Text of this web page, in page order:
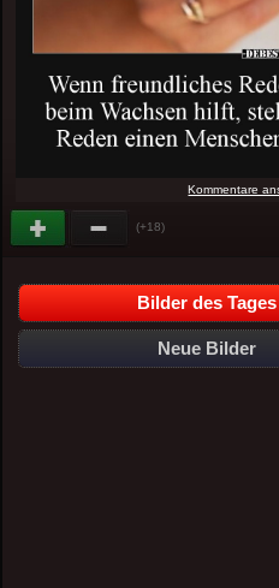
Kommentare
(+18)
Bilder des Tages
Neue Bilder